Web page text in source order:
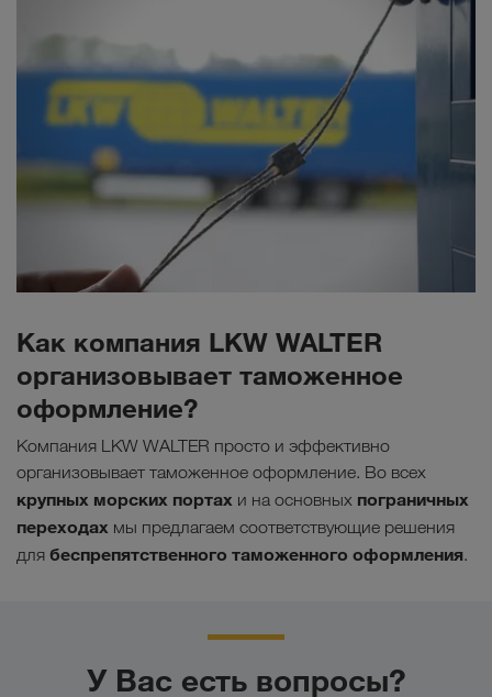
Как компания LKW WALTER
организовывает таможенное
оформление?
Компания LKW WALTER просто и эффективно
организовывает таможенное оформление. Во всех
крупных морских портах и на основных пограничных
переходах мы предлагаем соответствующие решения
для беспрепятственного таможенного оформления.
У Вас есть вопросы?